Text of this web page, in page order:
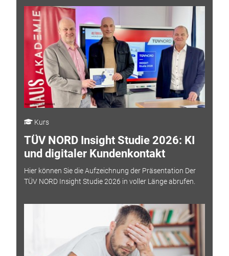
Kurs
TÜV NORD Insight Studie 2026: KI
und digitaler Kundenkontakt
Hier können Sie die Aufzeichnung der Präsentation Der
TÜV NORD Insight Studie 2026 in voller Länge abrufen.